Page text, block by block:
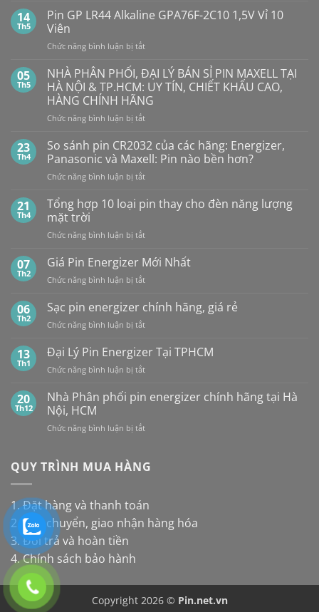
Dung
Lượng
Bao
Mua
con
thỏ
giá
rẻ
ở
đâu
Ô
PIN
NGỜ?
PIN
MAXELL
CR2032S Cao
cấp
14
Th5
Pin GP LR44 Alkaline GPA76F-2C10 1,5V Vỉ 10
Viên
Chức năng bình luận bị tắtở
GP
LR44
Alkaline
GPA76F-
2C10
Vỉ
10
Viên
05
Th5
NHÀ PHÂN PHỐI, ĐẠI LÝ BÁN SỈ PIN MAXELL TẠI
HÀ NỘI & TP.HCM: UY TÍN, CHIẾT KHẤU CAO,
HÀNG CHÍNH HÃNG
Chức năng bình luận bị tắtở
PHÂN
PHỐI,
ĐẠI
LÝ
SỈ
TẠI
NỘI
TÍN,
CHIẾT
CAO,
HÀNG
CHÍNH
23
Th4
So sánh pin CR2032 của các hãng: Energizer,
Panasonic và Maxell: Pin nào bền hơn?
Chức năng bình luận bị tắtở
sánh
của
hãng:
Panasonic
Maxell:
hơn?
21
Th4
Tổng hợp 10 loại pin thay cho đèn năng lượng
mặt trời
Chức năng bình luận bị tắtở
hợp
loại
thay
đèn
lượng
mặt
07
Th2
Giá Pin Energizer Mới Nhất
Chức năng bình luận bị tắtở
Pin
Mới
06
Th2
Sạc pin energizer chính hãng, giá rẻ
Chức năng bình luận bị tắtở
pin
energizer
chính
giá
13
Th1
Đại Lý Pin Energizer Tại TPHCM
Chức năng bình luận bị tắtở
Lý
Tại
20
Th12
Nhà Phân phối pin energizer chính hãng tại Hà
Nội, HCM
Chức năng bình luận bị tắtở
phối
hãng
tại
QUY TRÌNH MUA HÀNG
1. Đặt hàng và thanh toán
2. Vận chuyển, giao nhận hàng hóa
3. Đổi trả và hoàn tiền
4. Chính sách bảo hành
Copyright 2026 © Pin.net.vn